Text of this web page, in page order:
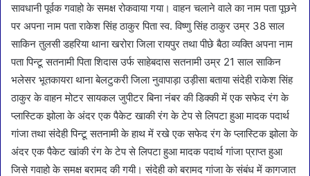
सावधानी पूर्वक गवाहो के समक्ष रोकवाया गया। वाहन चलाने वाले का नाम पता पूछने
पर अपना नाम पता राकेश सिंह ठाकुर पिता स्व. विष्णु सिंह ठाकुर उम्र 38 साल
साकिन तुलसी डहरिया थाना खरोरा जिला रायपुर तथा पीछे बैठा व्यक्ति अपना नाम
पता पिन्टू सतनामी पिता शिदास उर्फ साहेबदास सतनामी उम्र 21 साल साकिन
भलेसर भूतकायरा थाना बेलटुकरी जिला नुवापाड़ा उड़ीसा बताया संदेही राकेश सिंह
ठाकुर के वाहन मोटर सायकल जुपीटर बिना नंबर की डिक्की में एक सफेद रंग के
प्लास्टिक झोला के अंदर एक पैकेट खाकी रंग के टेप से लिपटा हुआ मादक पदार्थ
गांजा तथा संदेही पिन्टू सतनामी के हाथ में रखे एक सफेद रंग के प्लास्टिक झोला के
अंदर एक पैकेट खांकी रंग के टेप से लिपटा हुआ मादक पदार्थ गांजा प्राप्त हुआ
जिसे गवाहो के समक्ष बरामद की गयी। संदेही को बरामद गांजा के संबंध में कागजात